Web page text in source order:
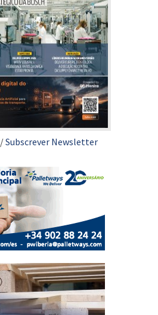
/Subscrever Newsletter